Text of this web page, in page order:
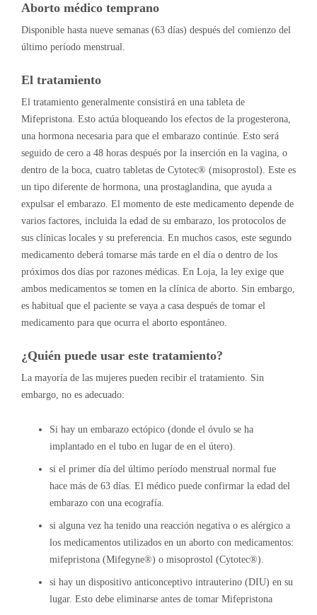
Aborto médico temprano
Disponible hasta nueve semanas (63 días) después del comienzo del
último período menstrual.
El tratamiento
El tratamiento generalmente consistirá en una tableta de
Mifepristona. Esto actúa bloqueando los efectos de la progesterona,
una hormona necesaria para que el embarazo continúe. Esto será
seguido de cero a 48 horas después por la inserción en la vagina, o
dentro de la boca, cuatro tabletas de Cytotec® (misoprostol). Este es
un tipo diferente de hormona, una prostaglandina, que ayuda a
expulsar el embarazo. El momento de este medicamento depende de
varios factores, incluida la edad de su embarazo, los protocolos de
sus clínicas locales y su preferencia. En muchos casos, este segundo
medicamento deberá tomarse más tarde en el día o dentro de los
próximos dos días por razones médicas. En Loja, la ley exige que
ambos medicamentos se tomen en la clínica de aborto. Sin embargo,
es habitual que el paciente se vaya a casa después de tomar el
medicamento para que ocurra el aborto espontáneo.
¿Quién puede usar este tratamiento?
La mayoría de las mujeres pueden recibir el tratamiento. Sin
embargo, no es adecuado:
Si hay un embarazo ectópico (donde el óvulo se ha
implantado en el tubo en lugar de en el útero).
si el primer día del último período menstrual normal fue
hace más de 63 días. El médico puede confirmar la edad del
embarazo con una ecografía.
si alguna vez ha tenido una reacción negativa o es alérgico a
los medicamentos utilizados en un aborto con medicamentos:
mifepristona (Mifegyne®) o misoprostol (Cytotec®).
si hay un dispositivo anticonceptivo intrauterino (DIU) en su
lugar. Esto debe eliminarse antes de tomar Mifepristona